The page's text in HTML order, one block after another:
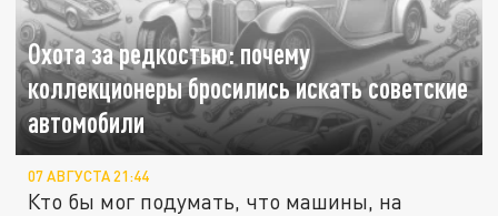
Охота за редкостью: почему
коллекционеры бросились искать советские
автомобили
07 АВГУСТА 21:44
Кто бы мог подумать, что машины, на